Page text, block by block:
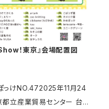
！東京』会場配置図
っけNO.472025年11月24
都立産業貿易センター 台